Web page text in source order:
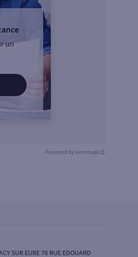
un
Powered by evermaps ©
SUR EURE 76 RUE EDOUARD